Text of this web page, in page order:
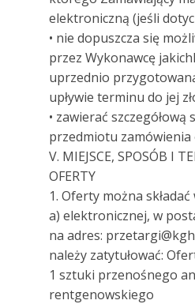
elektroniczną (jeśli
• nie dopuszcza się
przez Wykonawcę
uprzednio
upływie terminu do jej
• zawierać szczegółową
przedmiotu
V. MIEJSCE, SPOSÓB I
OFERTY
1. Oferty można
a) elektronicznej, w
na adres:
należy zatytułować:
1 sztuki przenośnego
rentgenowskiego